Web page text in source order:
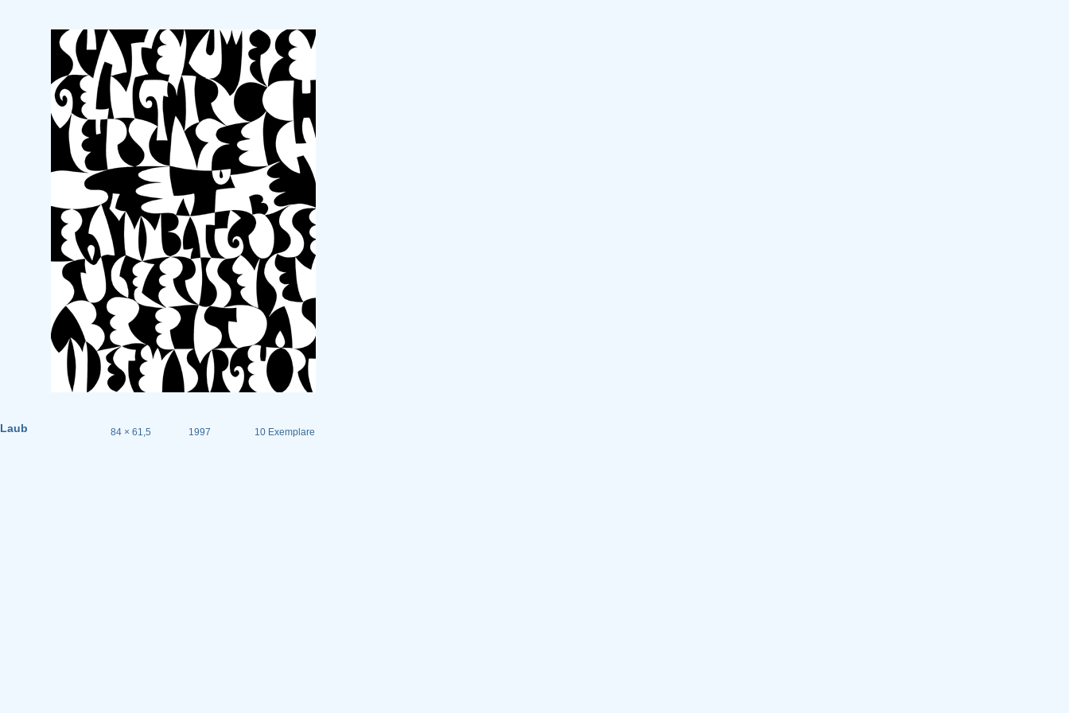
Laub 84 × 61,5 1997 10 Exemplare